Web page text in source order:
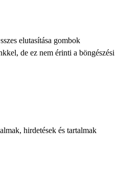
elutasítása gombok
de ez nem érinti a böngészési
hirdetések és tartalmak